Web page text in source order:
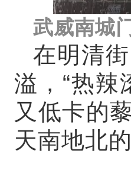
武威南城
在明清
溢，“热辣
又低卡的
天南地北